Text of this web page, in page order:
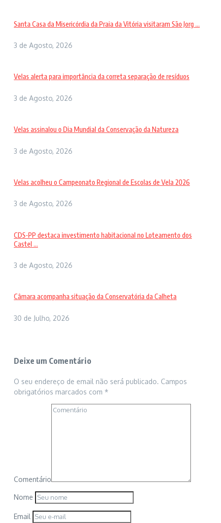
Santa Casa da Misericórdia da Praia da Vitória visitaram São Jorg ...
3 de Agosto, 2026
Velas alerta para importância da correta separação de resíduos
3 de Agosto, 2026
Velas assinalou o Dia Mundial da Conservação da Natureza
3 de Agosto, 2026
Velas acolheu o Campeonato Regional de Escolas de Vela 2026
3 de Agosto, 2026
CDS-PP destaca investimento habitacional no Loteamento dos
Castel ...
3 de Agosto, 2026
Câmara acompanha situação da Conservatória da Calheta
30 de Julho, 2026
Deixe um Comentário
O seu endereço de email não será publicado. Campos
obrigatórios marcados com *
Comentário
Nome
Email